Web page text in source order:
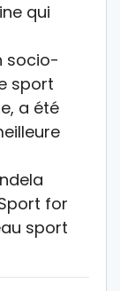
qui
socio-
sport
a été
for
sport